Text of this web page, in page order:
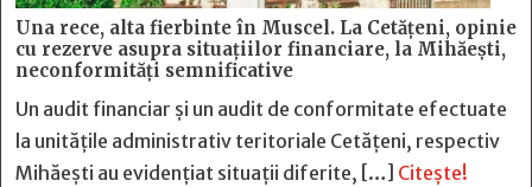
Una rece, alta fierbinte în Muscel. La Cetăţeni, opinie
cu rezerve asupra situaţiilor financiare, la Mihăeşti,
neconformităţi semnificative
Un audit financiar și un audit de conformitate efectuate
la unitățile administrativ teritoriale Cetățeni, respectiv
Mihăești au evidențiat situații diferite, […] Citește!